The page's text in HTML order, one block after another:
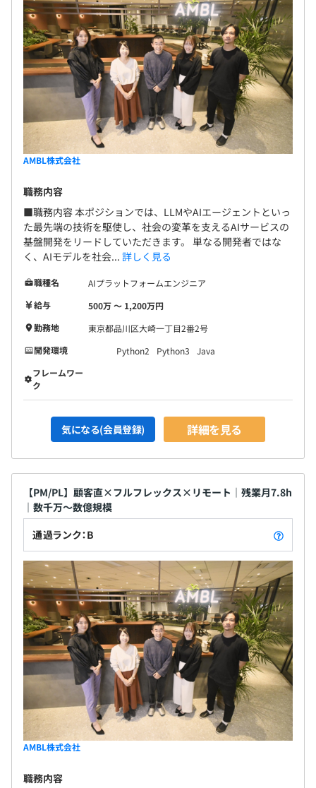
AMBL株式会社
職務内容
■職務内容 本ポジションでは、LLMやAIエージェントといっ
た最先端の技術を駆使し、社会の変革を支えるAIサービスの
基盤開発をリードしていただきます。 単なる開発者ではな
く、AIモデルを社会... 詳しく見る
職種名
AIプラットフォームエンジニア
給与
500万 〜 1,200万円
勤務地
東京都品川区大崎一丁目2番2号
開発環境
Python2 Python3
Java
フレームワー
ク
気になる(会員登録) 詳細を見る
【PM/PL】顧客直×フルフレックス×リモート｜残業月7.8h
｜数千万～数億規模
通過ランク：B
AMBL株式会社
職務内容